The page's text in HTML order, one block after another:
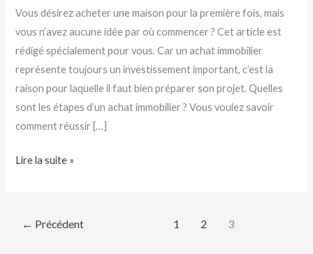
Vous désirez acheter une maison pour la première fois, mais
vous n’avez aucune idée par où commencer ? Cet article est
rédigé spécialement pour vous. Car un achat immobilier
représente toujours un investissement important, c’est la
raison pour laquelle il faut bien préparer son projet. Quelles
sont les étapes d’un achat immobilier ? Vous voulez savoir
comment réussir […]
Lire la suite »
← Précédent 1 2 3